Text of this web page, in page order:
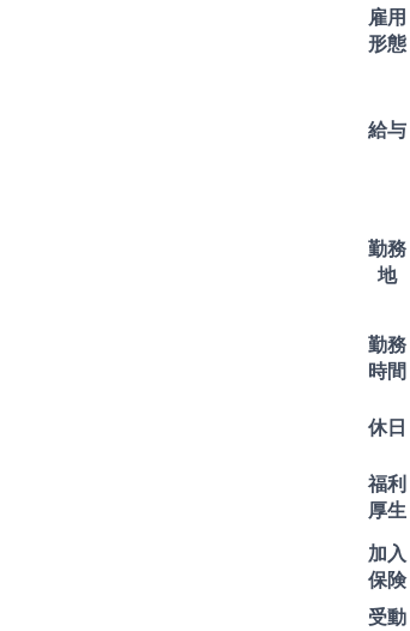
雇用
形態
給与
勤務
地
勤務
時間
休日
福利
厚生
加入
保険
受動